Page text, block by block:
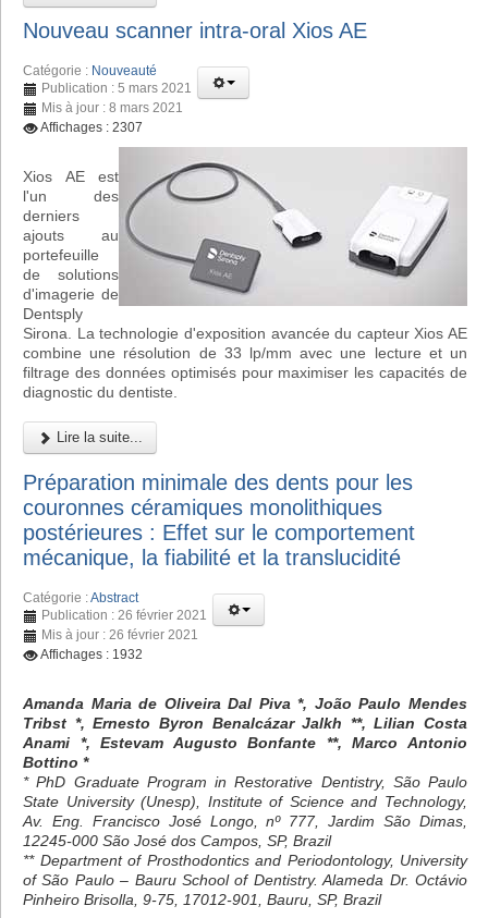
Nouveau scanner intra-oral Xios AE
Catégorie : Nouveauté
Publication : 5 mars 2021
Mis à jour : 8 mars 2021
Affichages : 2307
Xios AE est
l'un des
derniers
ajouts au
portefeuille
de solutions
d'imagerie de
Dentsply
Sirona. La technologie d'exposition avancée du capteur Xios AE
combine une résolution de 33 lp/mm avec une lecture et un
filtrage des données optimisés pour maximiser les capacités de
diagnostic du dentiste.
Lire la suite...
Préparation minimale des dents pour les
couronnes céramiques monolithiques
postérieures : Effet sur le comportement
mécanique, la fiabilité et la translucidité
Catégorie :Abstract
Publication : 26 février 2021
Mis à jour : 26 février 2021
Affichages : 1932
Amanda Maria de Oliveira Dal Piva *, João Paulo Mendes
Tribst *, Ernesto Byron Benalcázar Jalkh **, Lilian Costa
Anami *, Estevam Augusto Bonfante **, Marco Antonio
Bottino *
* PhD Graduate Program in Restorative Dentistry, São Paulo
State University (Unesp), Institute of Science and Technology,
Av. Eng. Francisco José Longo, nº 777, Jardim São Dimas,
12245-000 São José dos Campos, SP, Brazil
** Department of Prosthodontics and Periodontology, University
of São Paulo – Bauru School of Dentistry. Alameda Dr. Octávio
Pinheiro Brisolla, 9-75, 17012-901, Bauru, SP, Brazil